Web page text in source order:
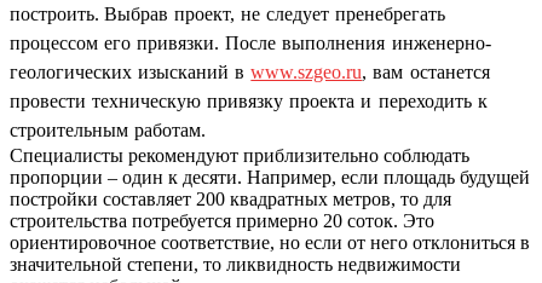
построить. Выбрав проект, не следует пренебрегать
процессом его привязки. После выполнения инженерно-
геологических изысканий вwww.szgeo.ru, вам останется
провести техническую привязку проекта и переходить к
строительным работам.
Специалисты рекомендуют приблизительно соблюдать
пропорции – один к десяти. Например, если площадь будущей
постройки составляет 200 квадратных метров, то для
строительства потребуется примерно 20 соток. Это
ориентировочное соответствие, но если от него отклониться в
значительной степени, то ликвидность недвижимости